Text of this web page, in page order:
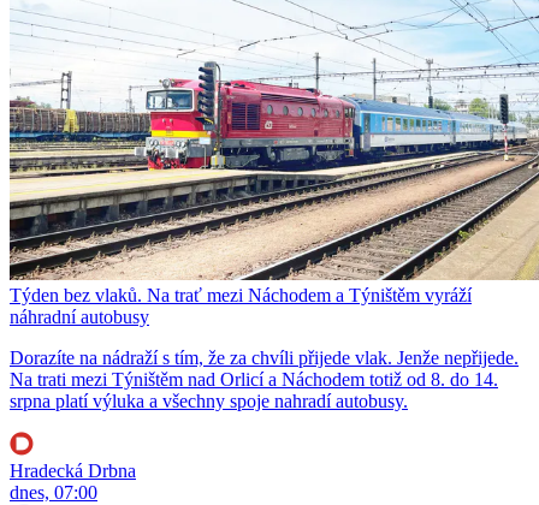
Týden bez vlaků. Na trať mezi Náchodem a Týništěm vyráží
náhradní autobusy
Dorazíte na nádraží s tím, že za chvíli přijede vlak. Jenže nepřijede.
Na trati mezi Týništěm nad Orlicí a Náchodem totiž od 8. do 14.
srpna platí výluka a všechny spoje nahradí autobusy.
Hradecká Drbna
dnes, 07:00